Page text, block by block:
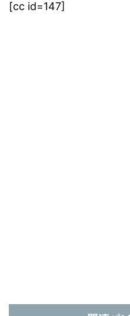
[cc id=147]